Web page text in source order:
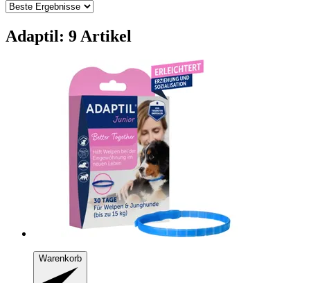
Adaptil: 9 Artikel
Warenkorb